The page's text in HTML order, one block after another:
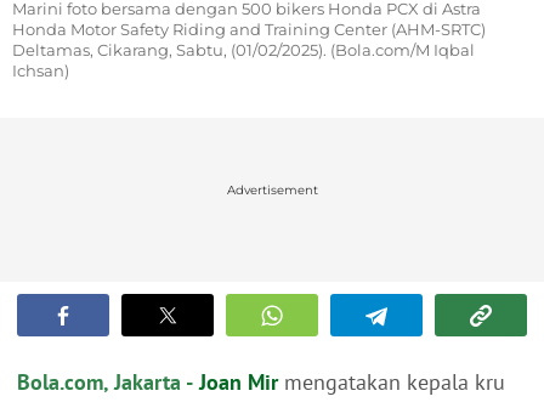
Marini foto bersama dengan 500 bikers Honda PCX di Astra
Honda Motor Safety Riding and Training Center (AHM-SRTC)
Deltamas, Cikarang, Sabtu, (01/02/2025). (Bola.com/M Iqbal
Ichsan)
Advertisement
Bola.com, Jakarta - Joan Mirmengatakan kepala kru